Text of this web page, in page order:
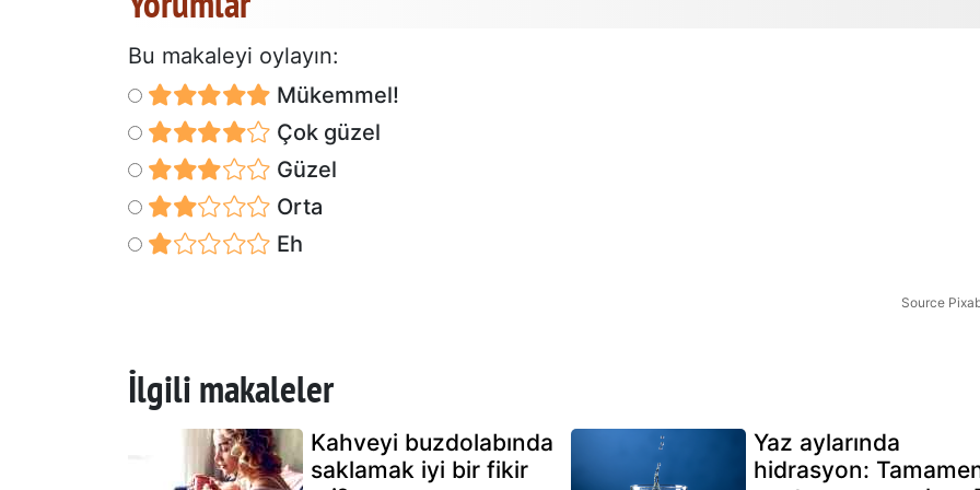
Bu makaleyi oylayın:
Mükemmel!
Çok güzel
Güzel
Orta
Eh
Source
İlgili makaleler
Kahveyi buzdolabında
saklamak iyi bir fikir
Yaz aylarında
hidrasyon: